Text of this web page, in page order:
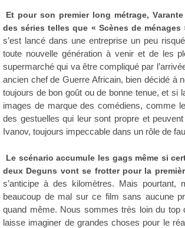
Et pour son premier long métrage,
des séries telles que « Scènes de
s’est lancé dans une entreprise un peu
toute nouvelle génération à venir et de les
supermarché qui va être compliqué par
ancien chef de Guerre Africain, bien décidé à
toujours de bon goût ou de bonne tenue, et
images de marque des comédiens, comme
des gestuelles qui leur sont propre et
Ivanov, toujours impeccable dans un rôle de
Le scénario accumule les gags même si
deux Deguns vont se frotter pour la
s’anticipe à des kilomètres. Mais
beaucoup de mal sur ce film sans aucune
quand même. Nous sommes très loin du
laisse imaginer de grandes choses pour le